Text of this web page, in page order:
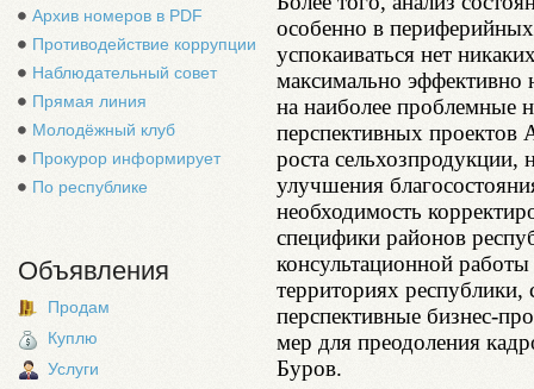
Архив номеров в PDF
Противодействие коррупции
Наблюдательный совет
Прямая линия
Молодёжный клуб
Прокурор информирует
По республике
Объявления
Продам
Куплю
Услуги
особенно в
успокаиваться нет
максимально эффективно
на наиболее проблемные
перспективных проектов
роста сельхозпродукции,
улучшения
необходимость
специфики районов
консультационной
территориях республики,
перспективные бизнес-
мер для преодоления
Буров.